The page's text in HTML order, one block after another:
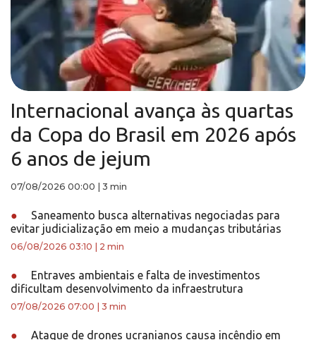
Internacional avança às quartas
da Copa do Brasil em 2026 após
6 anos de jejum
07/08/2026 00:00 3 min
●
Saneamento busca alternativas negociadas para
evitar judicialização em meio a mudanças tributárias
06/08/2026 03:10 2 min
●
Entraves ambientais e falta de investimentos
dificultam desenvolvimento da infraestrutura
07/08/2026 07:00 3 min
●
Ataque de drones ucranianos causa incêndio em